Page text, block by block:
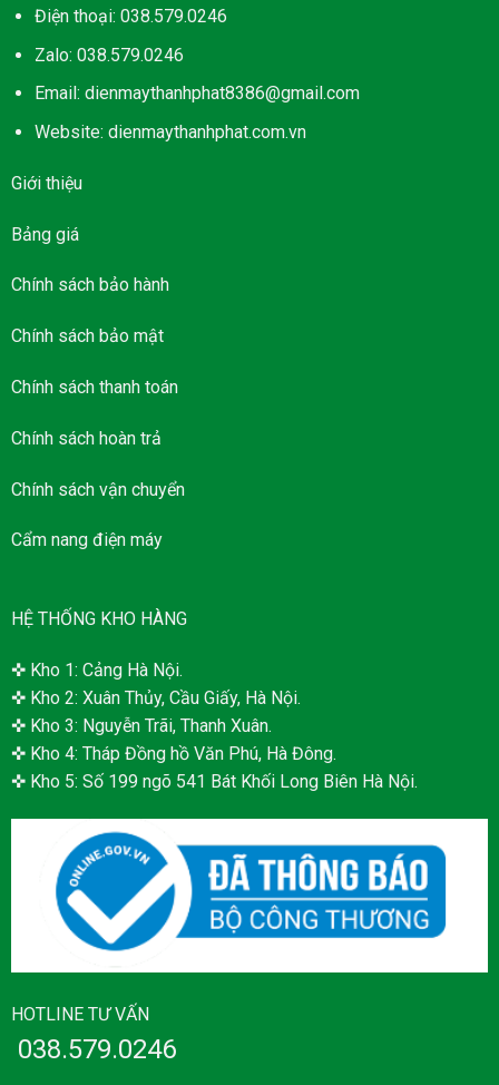
Điện thoại: 038.579.0246
Zalo: 038.579.0246
Email: dienmaythanhphat8386@gmail.com
Website: dienmaythanhphat.com.vn
Giới thiệu
Bảng giá
Chính sách bảo hành
Chính sách bảo mật
Chính sách thanh toán
Chính sách hoàn trả
Chính sách vận chuyển
Cẩm nang điện máy
HỆ THỐNG KHO HÀNG
✜ Kho 1: Cảng Hà Nội.
✜ Kho 2: Xuân Thủy, Cầu Giấy, Hà Nội.
✜ Kho 3: Nguyễn Trãi, Thanh Xuân.
✜ Kho 4: Tháp Đồng hồ Văn Phú, Hà Đông.
✜ Kho 5: Số 199 ngõ 541 Bát Khối Long Biên Hà Nội.
HOTLINE TƯ VẤN
038.579.0246